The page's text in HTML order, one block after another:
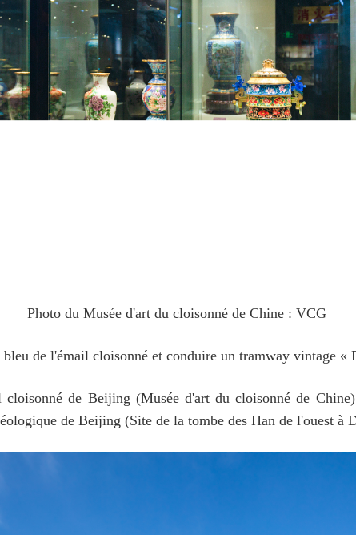
Photo du Musée d'art du cloisonné de Chine : VCG
de l'émail cloisonné et conduire un tramway vintage «
de Beijing (Musée d'art du cloisonné de
de Beijing (Site de la tombe des Han de l'ouest à